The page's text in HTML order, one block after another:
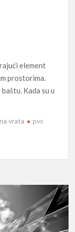
element
prostorima.
Kada su u
vrata
pvc